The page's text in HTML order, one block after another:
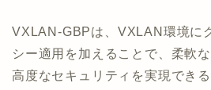
VXLAN-GBPは、VXLAN環境に
シー適用を加えることで、柔軟
高度なセキュリティを実現できる